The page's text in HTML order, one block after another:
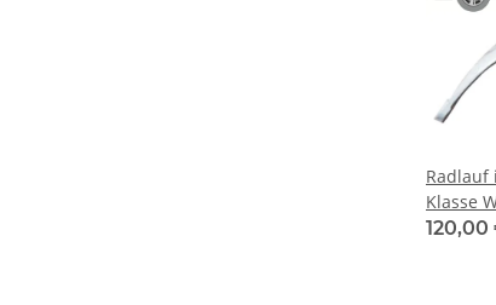
Radlauf
Klasse
120,00